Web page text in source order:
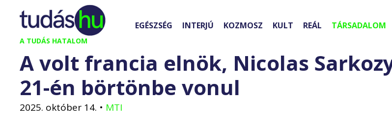
Kilépés
tartalomba
A TUDÁS HATALOM
EGÉSZSÉG INTERJÚ KOZMOSZ KULT REÁL TÁRSADALOM
A volt francia elnök, Nicolas
21-én börtönbe vonul
2025. október 14. • MTI